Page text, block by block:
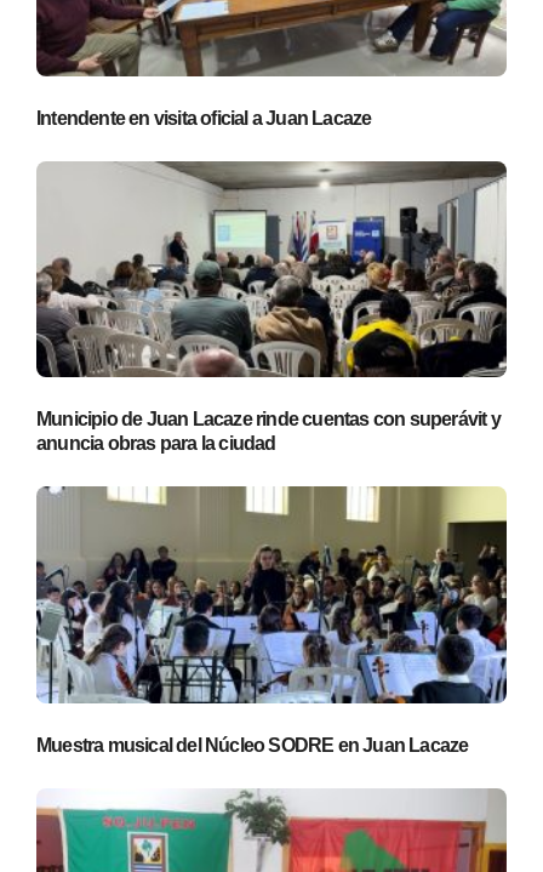
Intendente en visita oficial a Juan Lacaze
Municipio de Juan Lacaze rinde cuentas con superávit y
anuncia obras para la ciudad
Muestra musical del Núcleo SODRE en Juan Lacaze